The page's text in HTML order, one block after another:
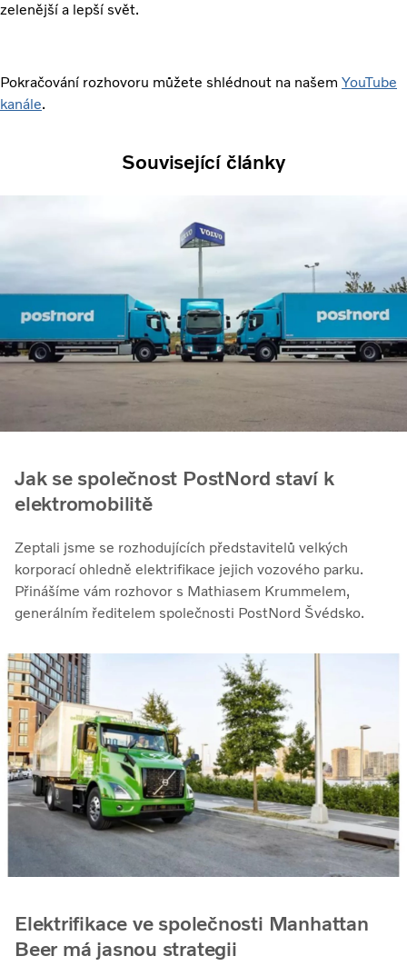
zelenější a lepší svět.
Pokračování rozhovoru můžete shlédnout na našem YouTube
kanále.
Související články
Jak se společnost PostNord staví k
elektromobilitě
Zeptali jsme se rozhodujících představitelů velkých
korporací ohledně elektrifikace jejich vozového parku.
Přinášíme vám rozhovor s Mathiasem Krummelem,
generálním ředitelem společnosti PostNord Švédsko.
Elektrifikace ve společnosti Manhattan
Beer má jasnou strategii